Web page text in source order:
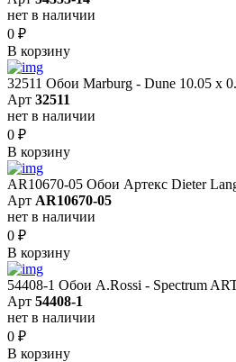
нет в наличии
0 ₽
В корзину
32511 Обои Marburg - Dune 10.05 х
Арт 32511
нет в наличии
0 ₽
В корзину
AR10670-05 Обои Артекс Dieter
Арт AR10670-05
нет в наличии
0 ₽
В корзину
54408-1 Обои A.Rossi - Spectrum
Арт 54408-1
нет в наличии
0 ₽
В корзину